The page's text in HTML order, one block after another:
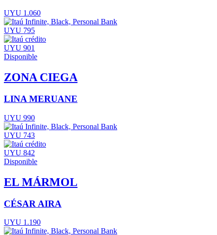
UYU 1.060
UYU 795
UYU 901
Disponible
ZONA CIEGA
LINA MERUANE
UYU 990
UYU 743
UYU 842
Disponible
EL MÁRMOL
CÉSAR AIRA
UYU 1.190